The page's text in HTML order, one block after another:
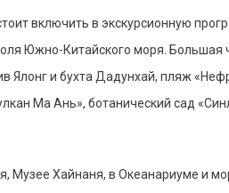
включить в экскурсионную
Южно-Китайского моря. Большая
Ялонг и бухта Дадунхай, пляж
Ма Ань», ботанический сад
Музее Хайнаня, в Океанариуме и